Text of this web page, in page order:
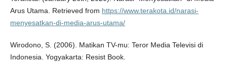
Arus Utama. Retrieved from https://www.terakota.id/narasi-
menyesatkan-di-media-arus-utama/
Wirodono, S. (2006). Matikan TV-mu: Teror Media Televisi di
Indonesia. Yogyakarta: Resist Book.